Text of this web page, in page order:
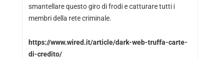
smantellare questo giro di frodi e catturare tutti i
membri della rete criminale.
https://www.wired.it/article/dark-web-truffa-carte-
di-credito/